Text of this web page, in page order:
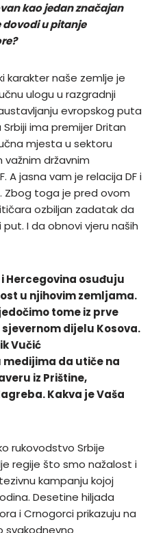
kao jedan značajan
dovodi u pitanje
karakter naše zemlje je
ulogu u razgradnji
evropskog puta
ima premijer Dritan
mjesta u sektoru
državnim
A jasna vam je relacija DF i
Zbog toga je pred ovom
ozbiljan zadatak da
I da obnovi vjeru naših
i Hercegovina osuđuju
u njihovim zemljama.
tome iz prve
dijelu Kosova.
Vučić
da utiče na
iz Prištine,
Kakva je Vaša
rukovodstvo Srbije
regije što smo nažalost i
kampanju kojoj
Desetine hiljada
i Crnogorci prikazuju na
svakodnevno